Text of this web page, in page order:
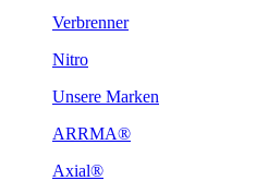
Verbrenner
Nitro
Unsere Marken
ARRMA®
Axial®